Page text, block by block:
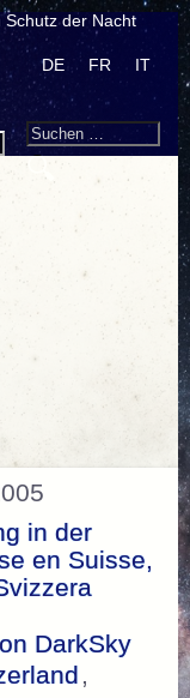
der Nacht
DE FR IT
Search
Suchen
in der
en Suisse,
DarkSky
,